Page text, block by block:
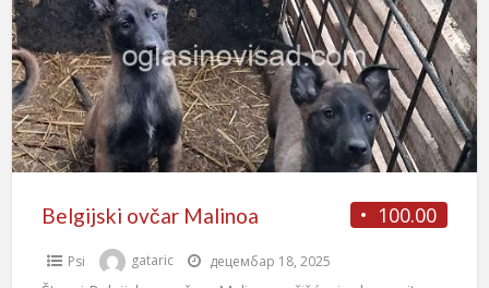
100.00
Belgijski ovčar Malinoa
Psi gataric децембар 18, 2025